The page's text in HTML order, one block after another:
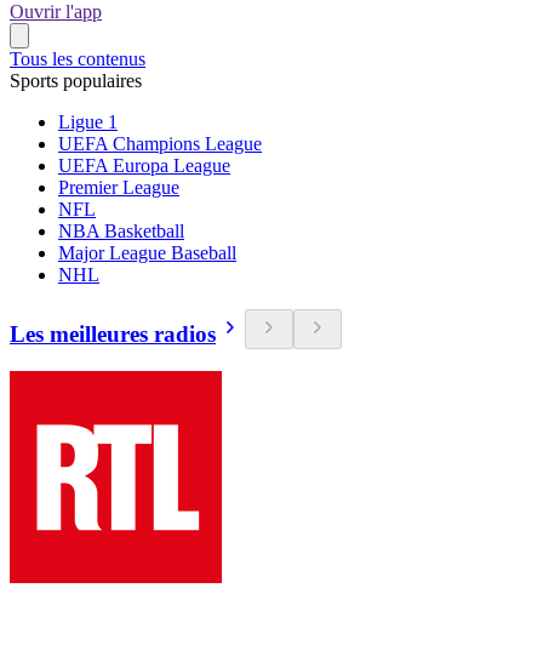
Ouvrir l'app
Tous les contenus
Sports populaires
Ligue 1
UEFA Champions League
UEFA Europa League
Premier League
NFL
NBA Basketball
Major League Baseball
NHL
Les meilleures radios